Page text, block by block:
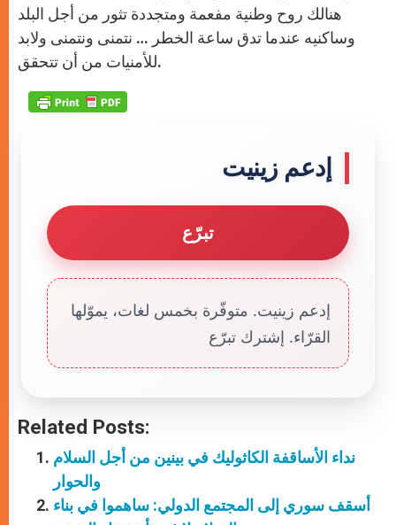
هنالك روح وطنية مفعمة ومتجددة تثور من أجل البلد
وساكنيه عندما تدق ساعة الخطر … نتمنى ونتمنى ولابد
للأمنيات من أن تتحقق.
إدعم زينيت
تبرّع
إدعم زينيت. متوفّرة بخمس لغات، يموّلها
القرّاء. إشترك تبرّع
Related Posts:
نداء الأساقفة الكاثوليك في بينين من أجل السلام
والحوار
أسقف سوري إلى المجتمع الدولي: ساهموا في بناء